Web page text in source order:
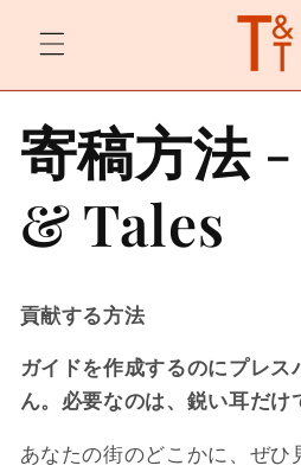
スキッ
プ
寄稿方法
& Tales
貢献する方法
ガイドを作成するのにプレス
ん。必要なのは、鋭い耳だけ
あなたの街のどこかに、ぜ